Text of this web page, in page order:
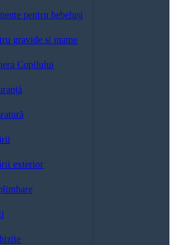
pentru bebeluși
gravide si mame
Copilului
exterior